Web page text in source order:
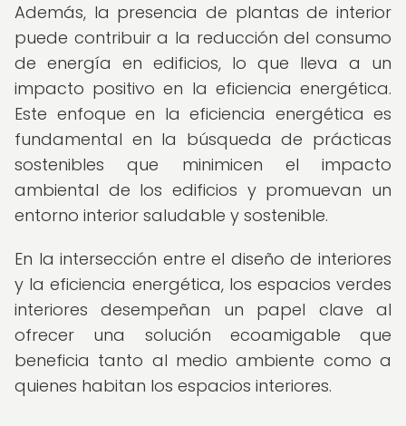
Además, la presencia de plantas de interior
puede contribuir a la reducción del consumo
de energía en edificios, lo que lleva a un
impacto positivo en la eficiencia energética.
Este enfoque en la eficiencia energética es
fundamental en la búsqueda de prácticas
sostenibles que minimicen el impacto
ambiental de los edificios y promuevan un
entorno interior saludable y sostenible.
En la intersección entre el diseño de interiores
y la eficiencia energética, los espacios verdes
interiores desempeñan un papel clave al
ofrecer una solución ecoamigable que
beneficia tanto al medio ambiente como a
quienes habitan los espacios interiores.